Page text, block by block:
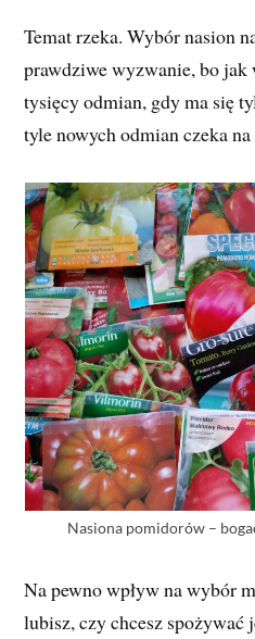
Temat rzeka. Wybór nasion
prawdziwe wyzwanie, bo jak
tysięcy odmian, gdy ma się
tyle nowych odmian czeka
Nasiona pomidorów –
Na pewno wpływ na wybór
lubisz, czy chcesz spożywać